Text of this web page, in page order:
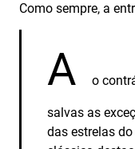
Como sempre, a
A o
salvas as
das estrelas